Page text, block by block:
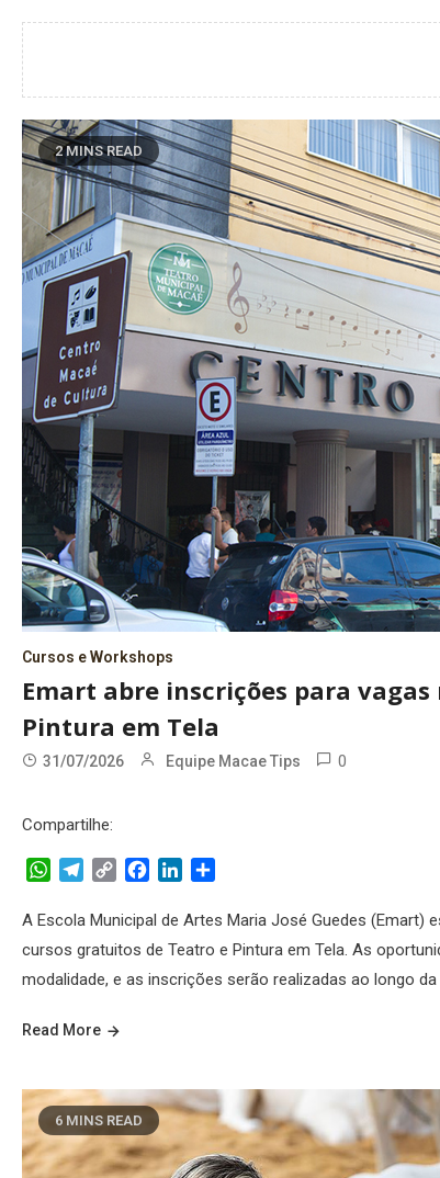
2 MINS READ
Cursos e Workshops
Emart abre inscrições para
Pintura em Tela
31/07/2026 Equipe Macae Tips 0
Compartilhe:
WhatsApp
Telegram
Copy
FacebookLinkedIn
A Escola Municipal de Artes Maria José Guedes
cursos gratuitos de Teatro e Pintura em Tela. As
modalidade, e as inscrições serão realizadas ao longo
Read More
6 MINS READ